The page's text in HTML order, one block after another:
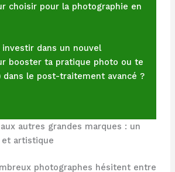
choisir pour la photographie en
investir dans un nouvel
booster ta pratique photo ou te
dans le post-traitement avancé ?
autres grandes marques : un
artistique
photographes hésitent entre